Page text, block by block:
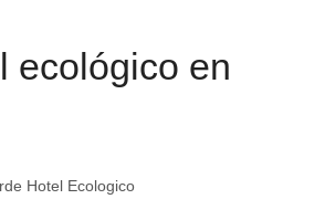
ecológico en